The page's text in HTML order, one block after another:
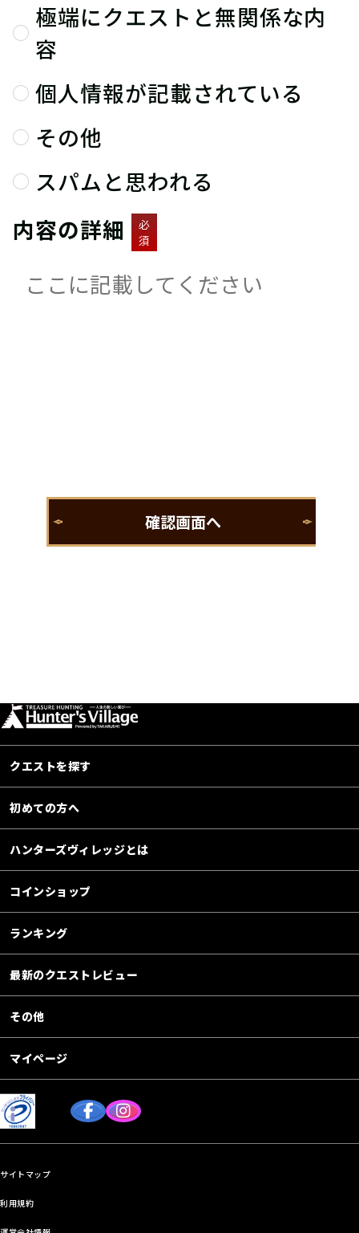
極端にクエストと無関係な内
容
個人情報が記載されている
その他
スパムと思われる
内容の詳細
必
須
クエストを探す
初めての方へ
ハンターズヴィレッジとは
コインショップ
ランキング
最新のクエストレビュー
その他
マイページ
サイトマップ
利用規約